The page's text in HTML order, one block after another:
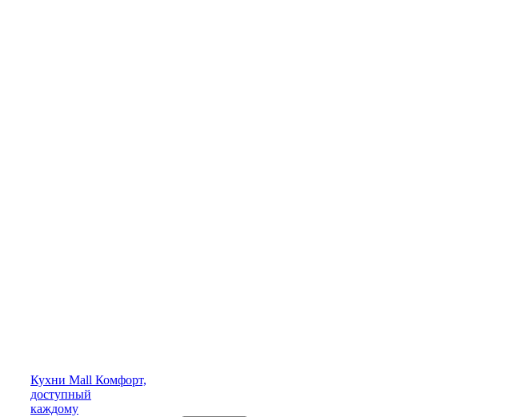
Кухни Mall Комфорт,
доступный
каждому